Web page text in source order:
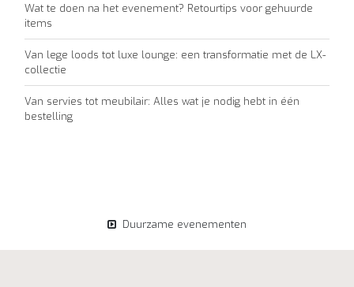
Wat te doen na het evenement? Retourtips voor gehuurde
items
Van lege loods tot luxe lounge: een transformatie met de LX-
collectie
Van servies tot meubilair: Alles wat je nodig hebt in één
bestelling
Duurzame evenementen